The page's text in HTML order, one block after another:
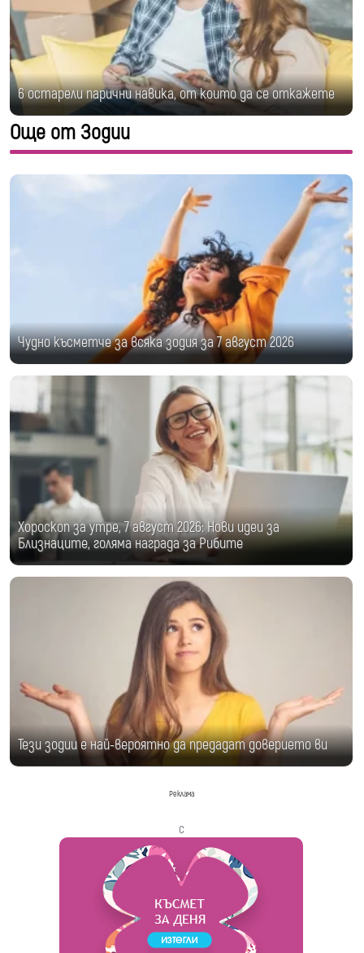
6 остарели парични навика, от които да се откажете
Още от Зодии
Чудно късметче за всяка зодия за 7 август 2026
Хороскоп за утре, 7 август 2026: Нови идеи за
Близнаците, голяма награда за Рибите
Тези зодии е най-вероятно да предадат доверието ви
Реклама
с